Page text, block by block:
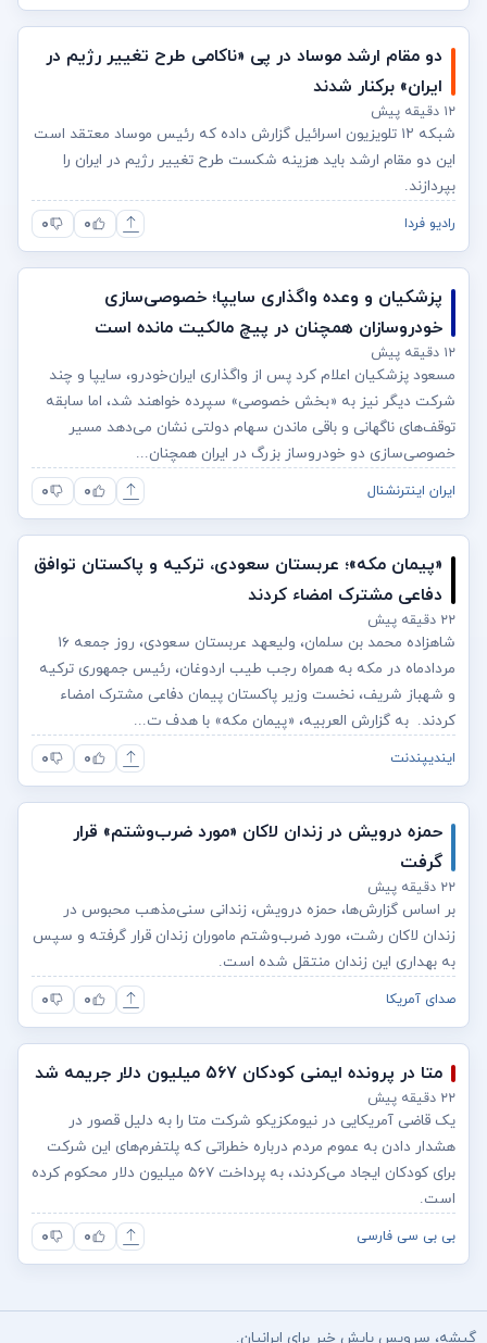
دو مقام ارشد موساد در پی «ناکامی طرح تغییر رژیم در
ایران» برکنار شدند
۱۲ دقیقه پیش
شبکه ۱۲ تلویزیون اسرائیل گزارش داده که رئیس موساد معتقد است
این دو مقام ارشد باید هزینه شکست طرح تغییر رژیم در ایران را
بپردازند.
رادیو فردا ۰ ۰
پزشکیان و وعده واگذاری سایپا؛ خصوصی‌سازی
خودروسازان همچنان در پیچ مالکیت مانده است
۱۲ دقیقه پیش
مسعود پزشکیان اعلام کرد پس از واگذاری ایران‌خودرو، سایپا و چند
شرکت دیگر نیز به «بخش خصوصی» سپرده خواهند شد، اما سابقه
توقف‌های ناگهانی و باقی ماندن سهام دولتی نشان می‌دهد مسیر
خصوصی‌سازی دو خودروساز بزرگ در ایران همچنان...
ایران اینترنشنال ۰ ۰
«پیمان مکه»؛ عربستان سعودی، ترکیه و پاکستان توافق
دفاعی مشترک امضاء کردند
۲۲ دقیقه پیش
شاهزاده محمد بن سلمان، ولیعهد عربستان سعودی، روز جمعه ۱۶
مردادماه در مکه به همراه رجب طیب اردوغان، رئیس جمهوری ترکیه
و شهباز شریف، نخست وزیر پاکستان پیمان دفاعی مشترک امضاء
کردند. به گزارش العربیه، «پیمان مکه» با هدف ت...
ایندیپندنت ۰ ۰
حمزه درویش در زندان لاکان «مورد ضرب‌وشتم» قرار
گرفت
۲۲ دقیقه پیش
بر اساس گزارش‌ها، حمزه درویش، زندانی سنی‌مذهب محبوس در
زندان لاکان رشت، مورد ضرب‌وشتم ماموران زندان قرار گرفته و سپس
به بهداری این زندان منتقل شده است.
صدای آمریکا ۰ ۰
متا در پرونده ایمنی کودکان ۵۶۷ میلیون دلار جریمه شد
۲۲ دقیقه پیش
یک قاضی آمریکایی در نیومکزیکو شرکت متا را به دلیل قصور در
هشدار دادن به عموم مردم درباره خطراتی که پلتفرم‌های این شرکت
برای کودکان ایجاد می‌کردند، به پرداخت ۵۶۷ میلیون دلار محکوم کرده
است.
بی بی سی فارسی ۰ ۰
گیشه، سرویس پایش خبر برای ایرانیان.